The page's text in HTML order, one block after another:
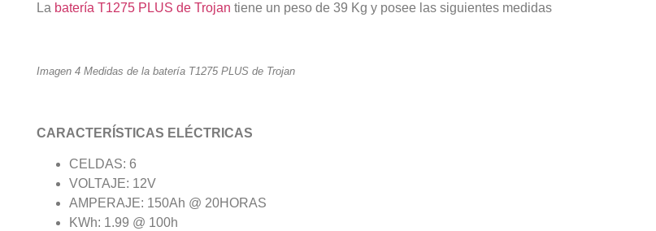
La batería T1275 PLUS de Trojan tiene un peso de 39 Kg y posee las siguientes medidas
Imagen 4 Medidas de la batería T1275 PLUS de Trojan
CARACTERÍSTICAS ELÉCTRICAS
CELDAS: 6
VOLTAJE: 12V
AMPERAJE: 150Ah @ 20HORAS
KWh: 1.99 @ 100h